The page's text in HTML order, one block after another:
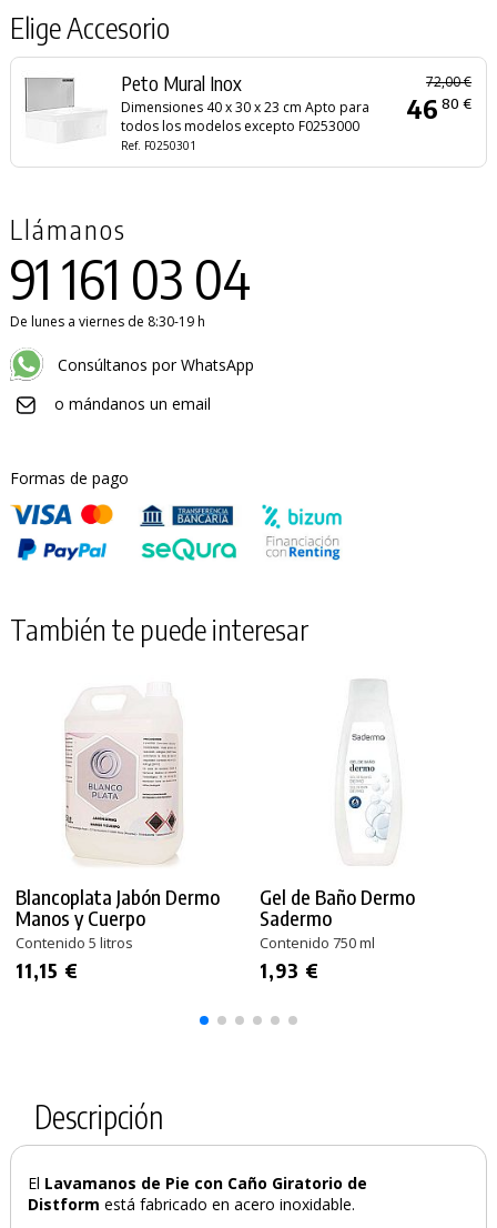
Elige Accesorio
Peto Mural Inox
Dimensiones 40 x 30 x 23 cm Apto para
todos los modelos excepto F0253000
Ref. F0250301
72,00 €
46 80 €
Llámanos
91 161 03 04
De lunes a viernes de 8:30-19 h
Consúltanos por WhatsApp
o mándanos un email
Formas de pago
También te puede interesar
Blancoplata Jabón Dermo
Manos y Cuerpo
Contenido 5 litros
11,15 €
Gel de Baño Dermo
Sadermo
Contenido 750 ml
1,93 €
Descripción
El Lavamanos de Pie con Caño Giratorio de
Distform está fabricado en acero inoxidable.